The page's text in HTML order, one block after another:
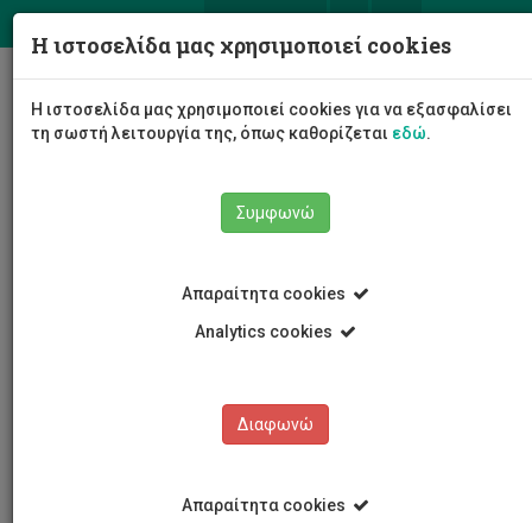
Σχολή Καλών και Εφαρμοσμένων Τεχνών
Τμήμα Πολυμέσων και Γραφικών Τεχνών
Διδακτορικοί Φοιτητές
Sylvia Mosiany
Sylvia Mosiany
Η ιστοσελίδα μας χρησιμοποιεί cookies
Η ιστοσελίδα μας χρησιμοποιεί cookies για να εξασφαλίσει
τη σωστή λειτουργία της, όπως καθορίζεται εδώ.
Συμφωνώ
Απαραίτητα cookies
Analytics cookies
Διαφωνώ
Απαραίτητα cookies